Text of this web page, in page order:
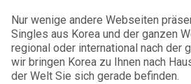
Nur wenige andere Webseiten
Singles aus Korea und der ganzen
regional oder international nach der
wir bringen Korea zu Ihnen nach
der Welt Sie sich gerade befinden.